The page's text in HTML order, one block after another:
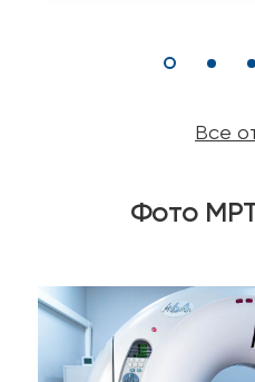
Все
Фото